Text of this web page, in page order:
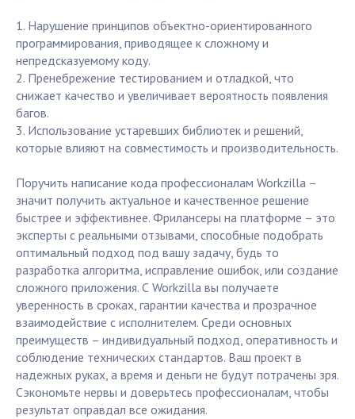
1. Нарушение принципов объектно-ориентированного
программирования, приводящее к сложному и
непредсказуемому коду.
2. Пренебрежение тестированием и отладкой, что
снижает качество и увеличивает вероятность появления
багов.
3. Использование устаревших библиотек и решений,
которые влияют на совместимость и производительность.
Поручить написание кода профессионалам Workzilla –
значит получить актуальное и качественное решение
быстрее и эффективнее. Фрилансеры на платформе – это
эксперты с реальными отзывами, способные подобрать
оптимальный подход под вашу задачу, будь то
разработка алгоритма, исправление ошибок, или создание
сложного приложения. С Workzilla вы получаете
уверенность в сроках, гарантии качества и прозрачное
взаимодействие с исполнителем. Среди основных
преимуществ – индивидуальный подход, оперативность и
соблюдение технических стандартов. Ваш проект в
надежных руках, а время и деньги не будут потрачены зря.
Сэкономьте нервы и доверьтесь профессионалам, чтобы
результат оправдал все ожидания.